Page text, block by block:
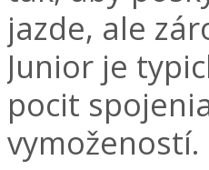
jazde, ale
Junior je
pocit
vymožeností.